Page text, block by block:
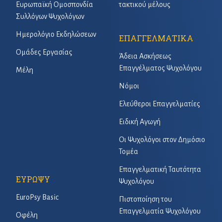
Ευρωπαϊκή Ομοσπονδία
Συλλόγων Ψυχολόγων
Ημερολόγιο Εκδηλώσεων
Ομάδες Εργασίας
Μέλη
τακτικού μέλους
ΕΠΑΓΓΕΛΜΑΤΙΚΑ
Άδεια Ασκήσεως
Επαγγέλματος Ψυχολόγου
Νόμοι
Ελεύθεροι Επαγγελματίες
Ειδική Αγωγή
Οι Ψυχολόγοι στον Δημόσιο
Τομέα
Επαγγελματική Ταυτότητα
Ψυχολόγου
Πιστοποίηση του
Επαγγελματία Ψυχολόγου
ΕΥΡΩΨΥ
EuroPsy Basic
Οφέλη